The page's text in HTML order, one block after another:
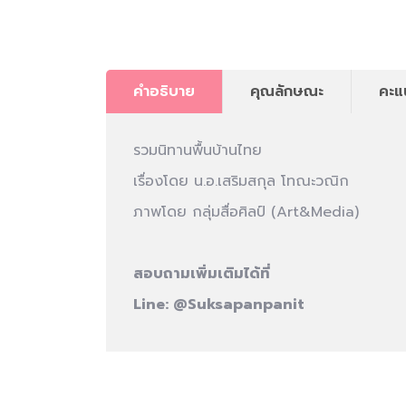
คำอธิบาย คุณลักษณะ คะ
รวมนิทานพื้นบ้านไทย
เรื่องโดย น.อ.เสริมสกุล โทณะวณิก
ภาพโดย กลุ่มสื่อศิลป์ (Art&Media)
สอบถามเพิ่มเติมได้ที่
Line: @Suksapanpanit